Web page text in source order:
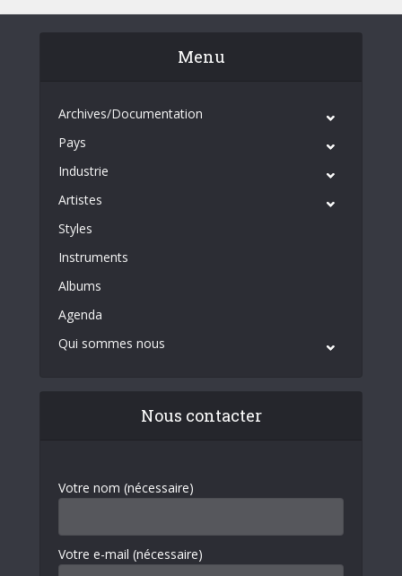
Menu
Archives/Documentation
Pays
Industrie
Artistes
Styles
Instruments
Albums
Agenda
Qui sommes nous
Nous contacter
Votre nom (nécessaire)
Votre e-mail (nécessaire)